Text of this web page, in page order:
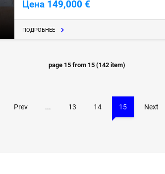
Цена 149,000 €
ПОДРОБНЕЕ
page 15 from 15 (142 item)
Prev ... 13 14 15 Next